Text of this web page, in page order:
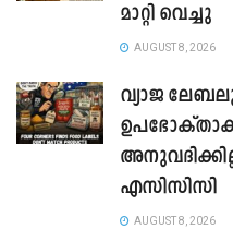
മാറ്റി വെച്ചു
AUGUST 8, 2026
വ്യാജ
എസിസിസി
AUGUST 8, 2026